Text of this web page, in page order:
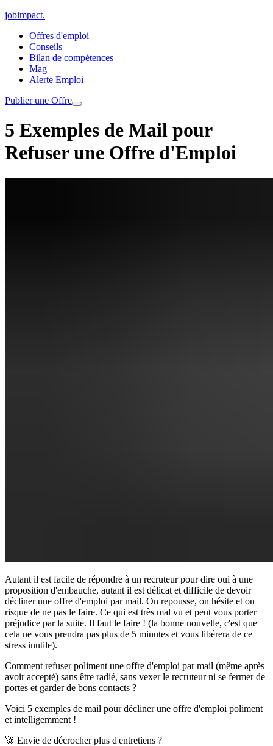
jobimpact.
Offres d'emploi
Conseils
Bilan de compétences
Mag
Alerte Emploi
Publier une Offre
5 Exemples de Mail pour
Refuser une Offre d'Emploi
Autant il est facile de répondre à un recruteur pour dire oui à une
proposition d'embauche, autant il est délicat et difficile de devoir
décliner une offre d'emploi par mail. On repousse, on hésite et on
risque de ne pas le faire. Ce qui est très mal vu et peut vous porter
préjudice par la suite. Il faut le faire ! (la bonne nouvelle, c'est que
cela ne vous prendra pas plus de 5 minutes et vous libérera de ce
stress inutile).
Comment refuser poliment une offre d'emploi par mail (même après
avoir accepté) sans être radié, sans vexer le recruteur ni se fermer de
portes et garder de bons contacts ?
Voici 5 exemples de mail pour décliner une offre d'emploi poliment
et intelligemment !
🚀 Envie de décrocher plus d'entretiens ?